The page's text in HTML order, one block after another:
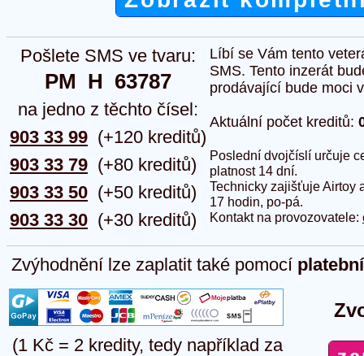
Pošlete SMS ve tvaru:
PM  H  63787
na jedno z těchto čísel:
903 33 99
903 33 79
903 33 50
903 33 30
(+120 kreditů)
(+80 kreditů)
(+50 kreditů)
(+30 kreditů)
Líbí se Vám tento
SMS. Tento inzerát
prodávající bude moci
Aktuální počet kreditů:
Poslední dvojčíslí určuje
platnost 14 dní.
Technicky zajišťuje Airtoy
17 hodin, po-pá.
Kontakt na provozovatele:
Zvýhodnění lze zaplatit také pomocí
(1 Kč = 2 kredity, tedy například za